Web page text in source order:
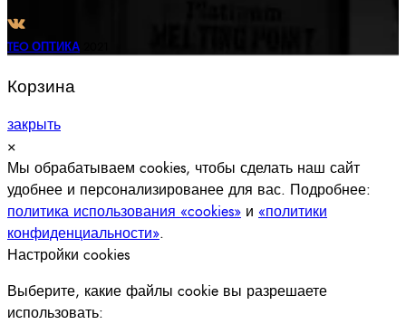
TEO ОПТИКА
Корзина
закрыть
×
Мы обрабатываем cookies, чтобы сделать наш сайт
удобнее и персонализированее для вас. Подробнее:
политика использования «cookies» и «политики
конфиденциальности».
Настройки cookies
Выберите, какие файлы cookie вы разрешаете
использовать: